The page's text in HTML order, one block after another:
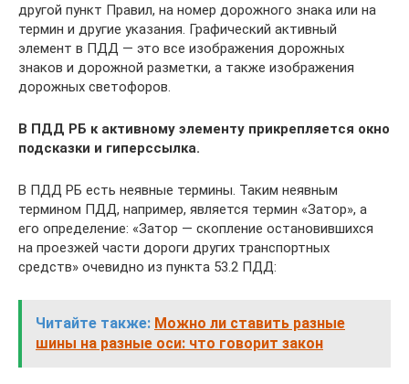
другой пункт Правил, на номер дорожного знака или на
термин и другие указания. Графический активный
элемент в ПДД — это все изображения дорожных
знаков и дорожной разметки, а также изображения
дорожных светофоров.
В ПДД РБ к активному элементу прикрепляется окно
подсказки и гиперссылка.
В ПДД РБ есть неявные термины. Таким неявным
термином ПДД, например, является термин «Затор», а
его определение: «Затор — скопление остановившихся
на проезжей части дороги других транспортных
средств» очевидно из пункта 53.2 ПДД:
Читайте также: Можно ли ставить разные
шины на разные оси: что говорит закон